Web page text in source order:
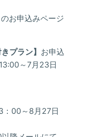
お申込みページ
プラン】 お申込
～7月23日
：00～8月27日